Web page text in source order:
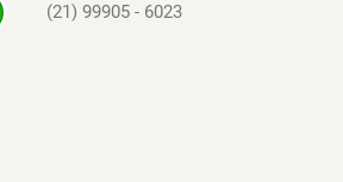
(21) 99905 - 6023